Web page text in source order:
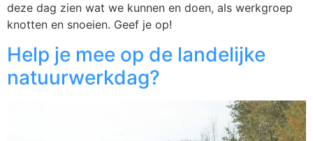
deze dag zien wat we kunnen en doen, als werkgroep
knotten en snoeien. Geef je op!
Help je mee op de landelijke
natuurwerkdag?